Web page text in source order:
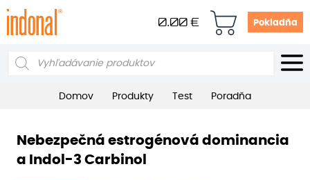
0.00 € Pokladňa
Products
Domov Produkty Test Poradňa
Nebezpečná estrogénová dominancia
a Indol-3 Carbinol